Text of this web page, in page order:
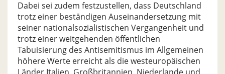
Dabei sei zudem festzustellen, dass Deutschland
trotz einer beständigen Auseinandersetzung mit
seiner nationalsozialistischen Vergangenheit und
trotz einer weitgehenden öffentlichen
Tabuisierung des Antisemitismus im Allgemeinen
höhere Werte erreicht als die westeuropäischen